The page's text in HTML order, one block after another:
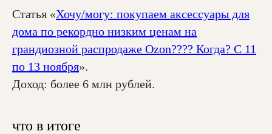
Статья «Хочу/могу: покупаем аксессуары для
дома по рекордно низким ценам на
грандиозной распродаже Ozon???? Когда? С 11
по 13 ноября».
Доход: более 6 млн рублей.
что в итоге